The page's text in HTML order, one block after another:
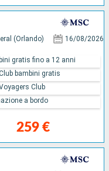
(Orlando) 16/08/2026
259 €
gratis fino a 12 anni
bambini gratis
Club
a bordo